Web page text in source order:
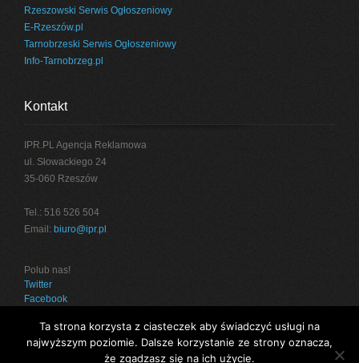
Rzeszowski Serwis Ogłoszeniowy
E-Rzeszów.pl
Tarnobrzeski Serwis Ogłoszeniowy
Info-Tarnobrzeg.pl
Kontakt
IPR.PL Agencja Reklamowa
ul. Słowackiego 24
35-060 Rzeszów
Tel.: 516 526 504
Email: biuro@ipr.pl
Polub nas!
Twitter
Facebook
Ta strona korzysta z ciasteczek aby świadczyć usługi na
najwyższym poziomie. Dalsze korzystanie ze strony oznacza,
że zgadzasz się na ich użycie.